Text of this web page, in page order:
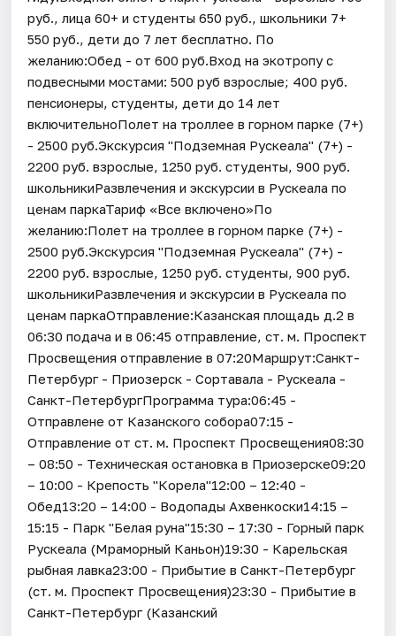
руб., лица 60+ и студенты 650 руб., школьники 7+
550 руб., дети до 7 лет бесплатно. По
желанию:Обед - от 600 руб.Вход на экотропу с
подвесными мостами: 500 руб взрослые; 400 руб.
пенсионеры, студенты, дети до 14 лет
включительноПолет на троллее в горном парке (7+)
- 2500 руб.Экскурсия "Подземная Рускеала" (7+) -
2200 руб. взрослые, 1250 руб. студенты, 900 руб.
школьникиРазвлечения и экскурсии в Рускеала по
ценам паркаТариф «Все включено»По
желанию:Полет на троллее в горном парке (7+) -
2500 руб.Экскурсия "Подземная Рускеала" (7+) -
2200 руб. взрослые, 1250 руб. студенты, 900 руб.
школьникиРазвлечения и экскурсии в Рускеала по
ценам паркаОтправление:Казанская площадь д.2 в
06:30 подача и в 06:45 отправление, ст. м. Проспект
Просвещения отправление в 07:20Маршрут:Санкт-
Петербург - Приозерск - Сортавала - Рускеала -
Санкт-ПетербургПрограмма тура:06:45 -
Отправлене от Казанского собора07:15 -
Отправление от ст. м. Проспект Просвещения08:30
– 08:50 - Техническая остановка в Приозерске09:20
– 10:00 - Крепость "Корела"12:00 – 12:40 -
Обед13:20 – 14:00 - Водопады Ахвенкоски14:15 –
15:15 - Парк "Белая руна"15:30 – 17:30 - Горный парк
Рускеала (Мраморный Каньон)19:30 - Карельская
рыбная лавка23:00 - Прибытие в Санкт-Петербург
(ст. м. Проспект Просвещения)23:30 - Прибытие в
Санкт-Петербург (Казанский